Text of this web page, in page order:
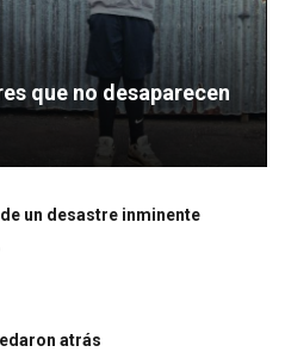
que no desaparecen
un desastre inminente
atrás